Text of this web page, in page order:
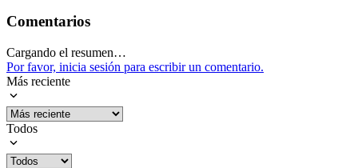
Comentarios
Cargando el resumen…
Por favor, inicia sesión para escribir un comentario.
Más reciente
Todos